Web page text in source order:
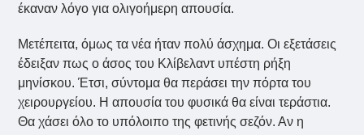
έκαναν λόγο για ολιγοήμερη απουσία.
Μετέπειτα, όμως τα νέα ήταν πολύ άσχημα. Οι εξετάσεις
έδειξαν πως ο άσος του Κλίβελαντ υπέστη ρήξη
μηνίσκου. Έτσι, σύντομα θα περάσει την πόρτα του
χειρουργείου. Η απουσία του φυσικά θα είναι τεράστια.
Θα χάσει όλο το υπόλοιπο της φετινής σεζόν. Αν η